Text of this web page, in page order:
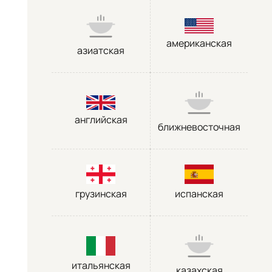
азиатская
американская
английская
ближневосточная
грузинская испанская
итальянская